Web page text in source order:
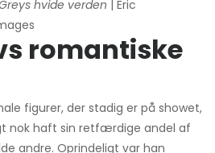
hvide verden | Eric
romantiske
figurer, der stadig er på showet,
nok haft sin retfærdige andel af
andre. Oprindeligt var han